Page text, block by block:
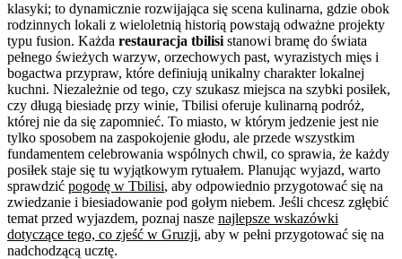
klasyki; to dynamicznie rozwijająca się scena kulinarna, gdzie obok
rodzinnych lokali z wieloletnią historią powstają odważne projekty
typu fusion. Każda restauracja tbilisi stanowi bramę do świata
pełnego świeżych warzyw, orzechowych past, wyrazistych mięs i
bogactwa przypraw, które definiują unikalny charakter lokalnej
kuchni. Niezależnie od tego, czy szukasz miejsca na szybki posiłek,
czy długą biesiadę przy winie, Tbilisi oferuje kulinarną podróż,
której nie da się zapomnieć. To miasto, w którym jedzenie jest nie
tylko sposobem na zaspokojenie głodu, ale przede wszystkim
fundamentem celebrowania wspólnych chwil, co sprawia, że każdy
posiłek staje się tu wyjątkowym rytuałem. Planując wyjazd, warto
sprawdzić pogodę w Tbilisi, aby odpowiednio przygotować się na
zwiedzanie i biesiadowanie pod gołym niebem. Jeśli chcesz zgłębić
temat przed wyjazdem, poznaj nasze najlepsze wskazówki
dotyczące tego, co zjeść w Gruzji, aby w pełni przygotować się na
nadchodzącą ucztę.